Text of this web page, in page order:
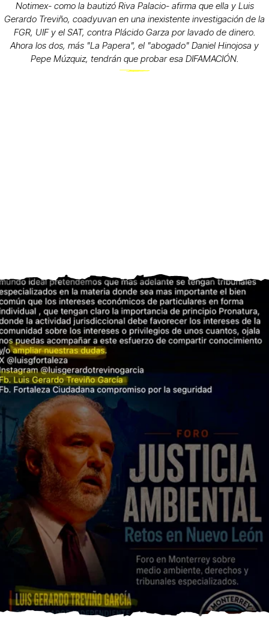
Notimex- como la bautizó Riva Palacio- afirma que ella y Luis
Gerardo Treviño, coadyuvan en una inexistente investigación de la
FGR, UIF y el SAT, contra Plácido Garza por lavado de dinero.
Ahora los dos, más "La Papera", el "abogado" Daniel Hinojosa y
Pepe Múzquiz, tendrán que probar esa DIFAMACIÓN.